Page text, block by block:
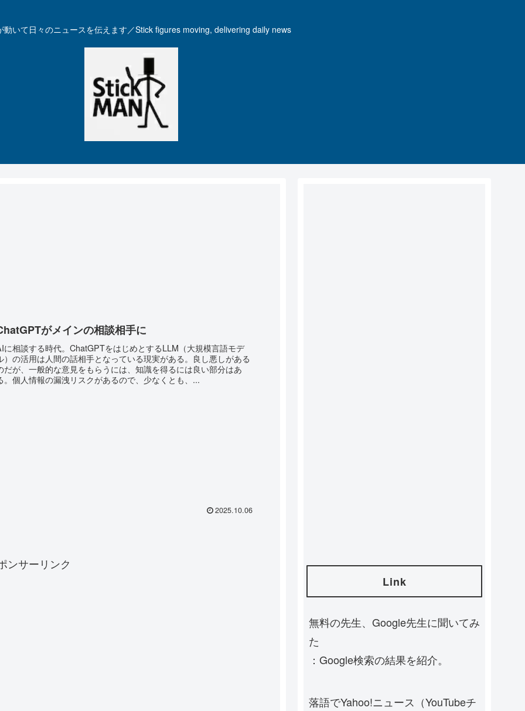
動いて日々のニュースを伝えます／Stick figures moving, delivering daily news
がメインの相談相手に
に相談する時代。ChatGPTをはじめとするLLM（大規模言語モデ
）の活用は人間の話相手となっている現実がある。良し悪しがある
だが、一般的な意見をもらうには、知識を得るには良い部分はあ
。個人情報の漏洩リスクがあるので、少なくとも、...
2025.10.06
ンサーリンク
Link
無料の先生、Google先生に聞いてみ
た
：Google検索の結果を紹介。
落語でYahoo!ニュース（YouTubeチ